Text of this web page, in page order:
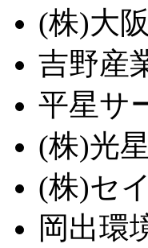
(株)大
吉野産
平星サ
(株)光
(株)セ
岡出環